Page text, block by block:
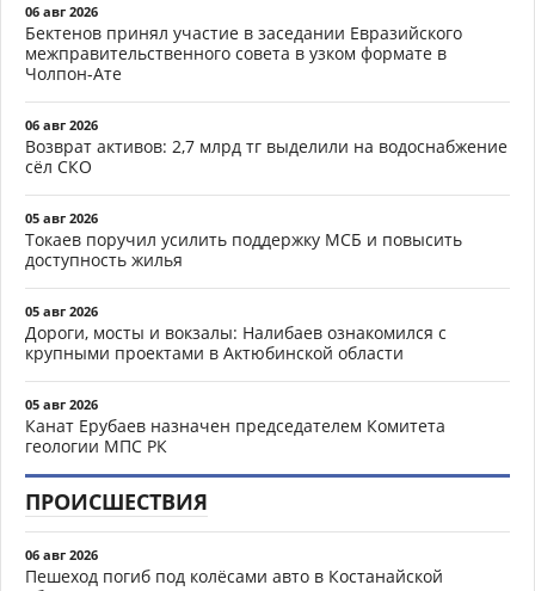
06 авг 2026
Бектенов принял участие в заседании Евразийского
межправительственного совета в узком формате в
Чолпон-Ате
06 авг 2026
Возврат активов: 2,7 млрд тг выделили на водоснабжение
сёл СКО
05 авг 2026
Токаев поручил усилить поддержку МСБ и повысить
доступность жилья
05 авг 2026
Дороги, мосты и вокзалы: Налибаев ознакомился с
крупными проектами в Актюбинской области
05 авг 2026
Канат Ерубаев назначен председателем Комитета
геологии МПС РК
ПРОИСШЕСТВИЯ
06 авг 2026
Пешеход погиб под колёсами авто в Костанайской